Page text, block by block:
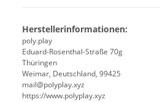
Herstellerinformationen:
poly.play
Eduard-Rosenthal-Straße 70g
Thüringen
Weimar, Deutschland, 99425
mail@polyplay.xyz
https://www.polyplay.xyz